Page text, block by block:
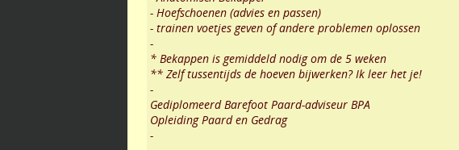
- Hoefschoenen (advies en passen)
- trainen voetjes geven of andere problemen oplossen
-
* Bekappen is gemiddeld nodig om de 5 weken
** Zelf tussentijds de hoeven bijwerken? Ik leer het je!
-
Gediplomeerd Barefoot Paard-adviseur BPA
Opleiding Paard en Gedrag
-